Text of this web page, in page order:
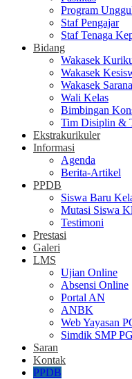
Program
Staf Pengajar
Staf Tenaga
Bidang
Wakasek
Wakasek
Wakasek
Wali Kelas
Bimbingan
Tim Disiplin &
Ekstrakurikuler
Informasi
Agenda
Berita-Artikel
PPDB
Siswa Baru
Mutasi Siswa
Testimoni
Prestasi
Galeri
LMS
Ujian Online
Absensi Online
Portal AN
ANBK
Web Yayasan
Simdik SMP
Saran
Kontak
PPDB